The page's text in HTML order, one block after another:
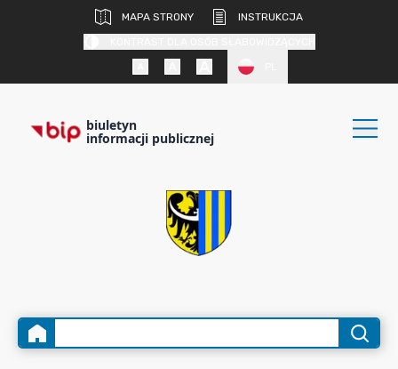
MAPA STRONY
INSTRUKCJA
biuletyn
informacji publicznej